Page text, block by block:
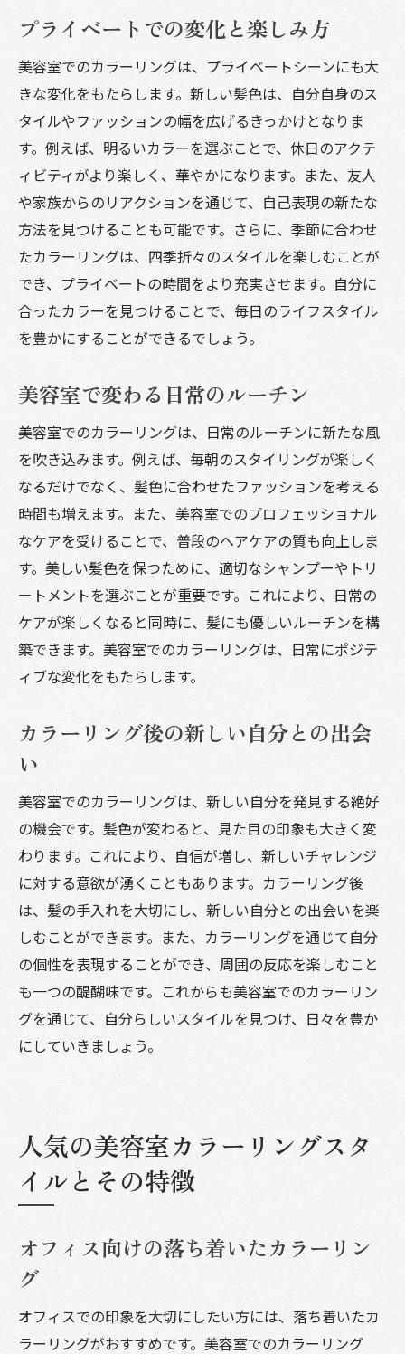
プライベートでの変化と楽しみ方
美容室でのカラーリングは、プライベートシーンにも大
きな変化をもたらします。新しい髪色は、自分自身のス
タイルやファッションの幅を広げるきっかけとなりま
す。例えば、明るいカラーを選ぶことで、休日のアクテ
ィビティがより楽しく、華やかになります。また、友人
や家族からのリアクションを通じて、自己表現の新たな
方法を見つけることも可能です。さらに、季節に合わせ
たカラーリングは、四季折々のスタイルを楽しむことが
でき、プライベートの時間をより充実させます。自分に
合ったカラーを見つけることで、毎日のライフスタイル
を豊かにすることができるでしょう。
美容室で変わる日常のルーチン
美容室でのカラーリングは、日常のルーチンに新たな風
を吹き込みます。例えば、毎朝のスタイリングが楽しく
なるだけでなく、髪色に合わせたファッションを考える
時間も増えます。また、美容室でのプロフェッショナル
なケアを受けることで、普段のヘアケアの質も向上しま
す。美しい髪色を保つために、適切なシャンプーやトリ
ートメントを選ぶことが重要です。これにより、日常の
ケアが楽しくなると同時に、髪にも優しいルーチンを構
築できます。美容室でのカラーリングは、日常にポジテ
ィブな変化をもたらします。
カラーリング後の新しい自分との出会
い
美容室でのカラーリングは、新しい自分を発見する絶好
の機会です。髪色が変わると、見た目の印象も大きく変
わります。これにより、自信が増し、新しいチャレンジ
に対する意欲が湧くこともあります。カラーリング後
は、髪の手入れを大切にし、新しい自分との出会いを楽
しむことができます。また、カラーリングを通じて自分
の個性を表現することができ、周囲の反応を楽しむこと
も一つの醍醐味です。これからも美容室でのカラーリン
グを通じて、自分らしいスタイルを見つけ、日々を豊か
にしていきましょう。
人気の美容室カラーリングスタ
イルとその特徴
オフィス向けの落ち着いたカラーリン
グ
オフィスでの印象を大切にしたい方には、落ち着いたカ
ラーリングがおすすめです。美容室でのカラーリング